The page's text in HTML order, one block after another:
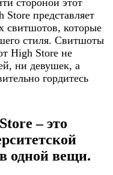
стороной этот
Store представляет
свитшотов, которые
стиля. Свитшоты
High Store не
ни девушек, а
гордитесь
– это
одной вещи.